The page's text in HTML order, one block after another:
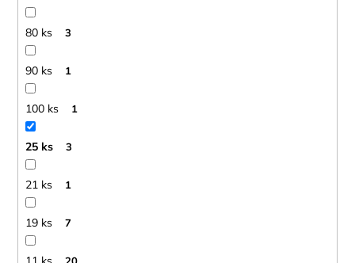
80 ks 3
90 ks 1
100 ks 1
25 ks 3
21 ks 1
19 ks 7